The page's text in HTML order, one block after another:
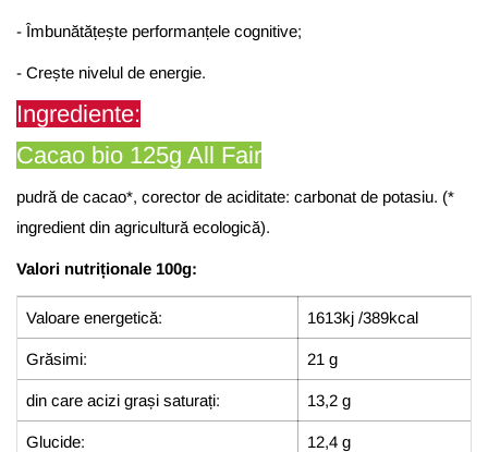
- Îmbunătățește performanțele cognitive;
- Crește nivelul de energie.
Ingrediente:
Cacao bio 125g All Fair
pudră de cacao*, corector de aciditate: carbonat de potasiu. (*
ingredient din agricultură ecologică).
Valori nutriționale 100g:
Valoare energetică: 1613kj /389kcal
Grăsimi: 21 g
din care acizi grași saturați: 13,2 g
Glucide: 12,4 g